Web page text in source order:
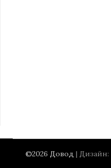
©2026 Довод | Дизайн: